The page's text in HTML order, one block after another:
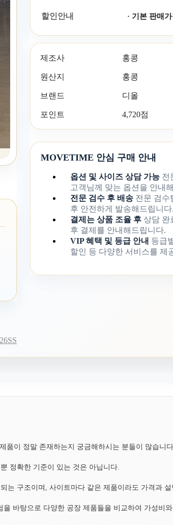
할인안내 · 기본 판매
제조사 홍콩
원산지 홍콩
브랜드 디올
포인트 4,720점
MOVETIME 안심 구매 안내
옵션 및 사이즈 상담 가능 전
고객님께 맞는 옵션을 안내
전문 검수 후 배송 전문 검수
후 안전하게 발송해드립니다.
결제는 상품 조율 후 상담 완
후 결제를 안내해드립니다.
VIP 혜택 및 등급 안내 등급
할인 등 다양한 서비스를 제
품이 정말 존재하는지 궁금해하시는 분들이 많습니
정확한 기준이 있는 것은 아닙니다.
는 구조이며, 사이트마다 같은 제품이라도 가격과
바탕으로 다양한 공장 제품들을 비교하여 가성비